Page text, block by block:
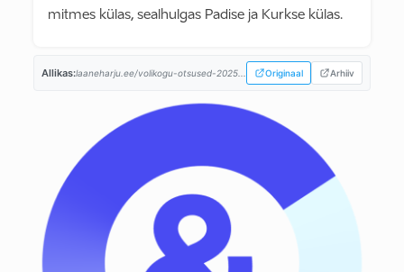
mitmes külas, sealhulgas Padise ja Kurkse külas.
Allikas:laaneharju.ee/volikogu-otsused-2025... Originaal Arhiiv